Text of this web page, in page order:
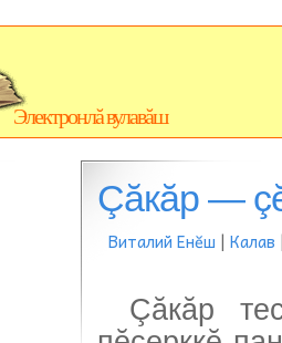
Электронлă вулавăш
Çăкăр —
Виталий Енĕш | Калав
Çăкăр